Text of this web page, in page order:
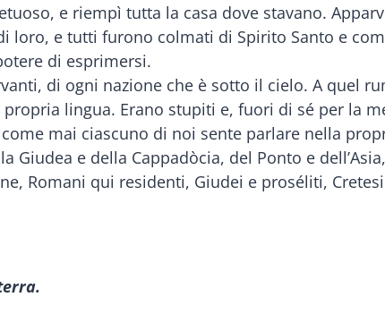
e riempì tutta la casa dove stavano.
loro, e tutti furono colmati di Spirito Santo e
di esprimersi.
di ogni nazione che è sotto il cielo. A quel
lingua. Erano stupiti e, fuori di sé per la
mai ciascuno di noi sente parlare nella
e della Cappadòcia, del Ponto e
Romani qui residenti, Giudei e proséliti,